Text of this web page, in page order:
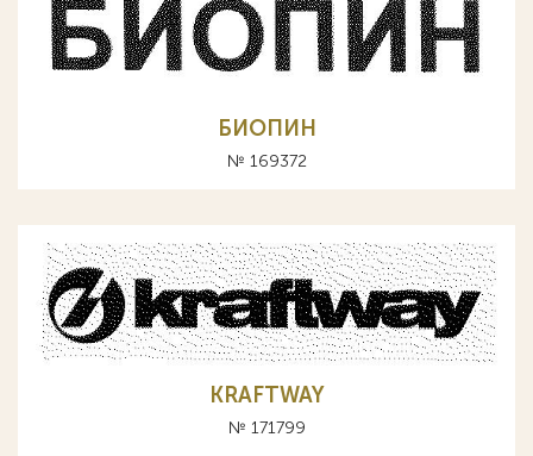
БИОПИН
№ 169372
KRAFTWAY
№ 171799